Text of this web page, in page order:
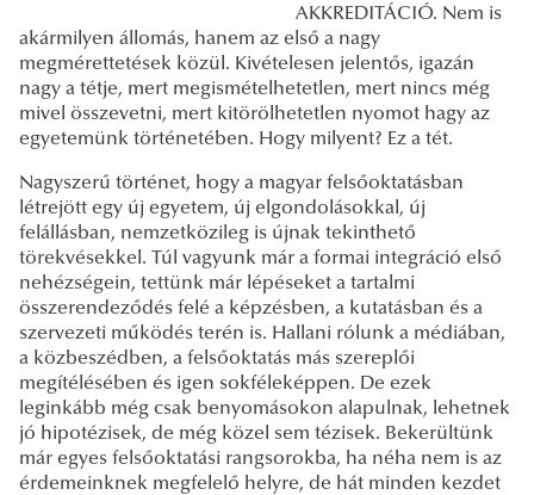
AKKREDITÁCIÓ. Nem is
akármilyen állomás, hanem az első a nagy
megmérettetések közül. Kivételesen jelentős, igazán
nagy a tétje, mert megismételhetetlen, mert nincs még
mivel összevetni, mert kitörölhetetlen nyomot hagy az
egyetemünk történetében. Hogy milyent? Ez a tét.
Nagyszerű történet, hogy a magyar felsőoktatásban
létrejött egy új egyetem, új elgondolásokkal, új
felállásban, nemzetközileg is újnak tekinthető
törekvésekkel. Túl vagyunk már a formai integráció első
nehézségein, tettünk már lépéseket a tartalmi
összerendeződés felé a képzésben, a kutatásban és a
szervezeti működés terén is. Hallani rólunk a médiában,
a közbeszédben, a felsőoktatás más szereplői
megítélésében és igen sokféleképpen. De ezek
leginkább még csak benyomásokon alapulnak, lehetnek
jó hipotézisek, de még közel sem tézisek. Bekerültünk
már egyes felsőoktatási rangsorokba, ha néha nem is az
érdemeinknek megfelelő helyre, de hát minden kezdet